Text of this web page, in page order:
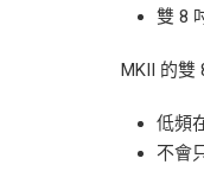
雙 8
MKII 的雙
低頻
不會